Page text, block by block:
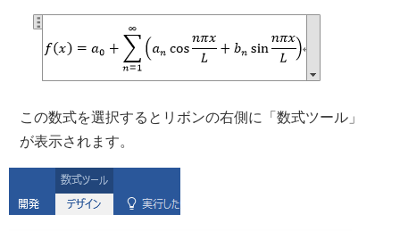
この数式を選択するとリボンの右側に「数式ツール」
が表示されます。